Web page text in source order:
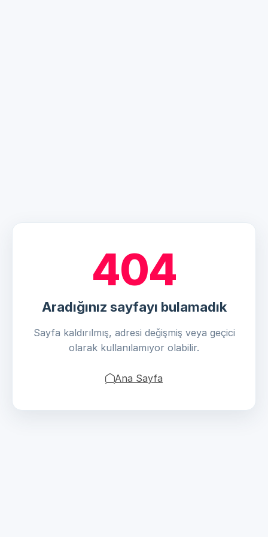
404
Aradığınız sayfayı bulamadık
Sayfa kaldırılmış, adresi değişmiş veya geçici
olarak kullanılamıyor olabilir.
Ana Sayfa